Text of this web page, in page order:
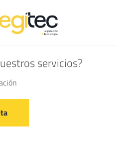
servicios?